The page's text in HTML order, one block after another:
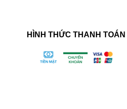
HÌNH THỨC THANH TOÁN